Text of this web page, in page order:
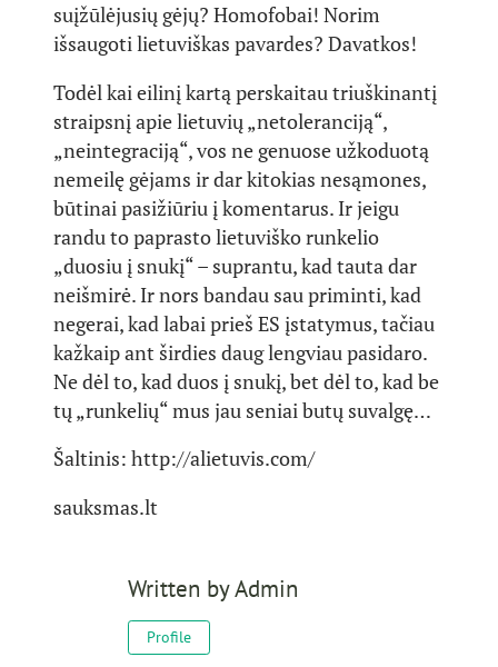
suįžūlėjusių gėjų? Homofobai! Norim
išsaugoti lietuviškas pavardes? Davatkos!
Todėl kai eilinį kartą perskaitau triuškinantį
straipsnį apie lietuvių „netoleranciją“,
„neintegraciją“, vos ne genuose užkoduotą
nemeilę gėjams ir dar kitokias nesąmones,
būtinai pasižiūriu į komentarus. Ir jeigu
randu to paprasto lietuviško runkelio
„duosiu į snukį“ – suprantu, kad tauta dar
neišmirė. Ir nors bandau sau priminti, kad
negerai, kad labai prieš ES įstatymus, tačiau
kažkaip ant širdies daug lengviau pasidaro.
Ne dėl to, kad duos į snukį, bet dėl to, kad be
tų „runkelių“ mus jau seniai butų suvalgę…
Šaltinis: http://alietuvis.com/
sauksmas.lt
Written byAdmin
Profile